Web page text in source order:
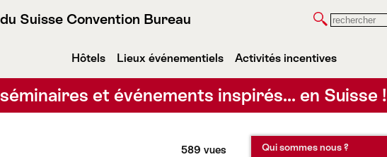
Suisse Convention Bureau Rechercher
Hôtels Lieux événementiels Activités incentives
et événements inspirés… en Suisse !
589 vues
Qui sommes nous ?